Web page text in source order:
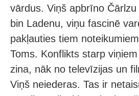
vārdus. Viņš apbrīno
bin Ladenu, viņu fascinē
pakļauties tiem
Toms. Konflikts starp
zina, nāk no televīzijas un
Viņš neiederas. Tas ir